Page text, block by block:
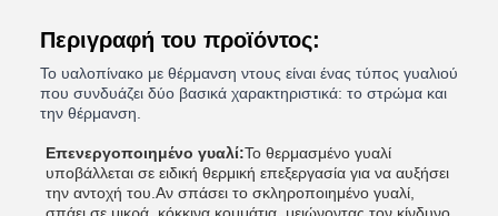
Περιγραφή του προϊόντος:
Το υαλοπίνακο με θέρμανση ντους είναι ένας τύπος γυαλιού
που συνδυάζει δύο βασικά χαρακτηριστικά: το στρώμα και
την θέρμανση.
Επενεργοποιημένο γυαλί:Το θερμασμένο γυαλί
υποβάλλεται σε ειδική θερμική επεξεργασία για να αυξήσει
την αντοχή του.Αν σπάσει το σκληροποιημένο γυαλί,
σπάει σε μικρά, κόκκινα κομμάτια, μειώνοντας τον κίνδυνο